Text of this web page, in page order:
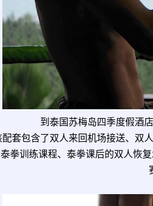
到泰国苏梅岛四季度假酒
配套包含了双人来回机场接送、双
拳训练课程、泰拳课后的双人恢